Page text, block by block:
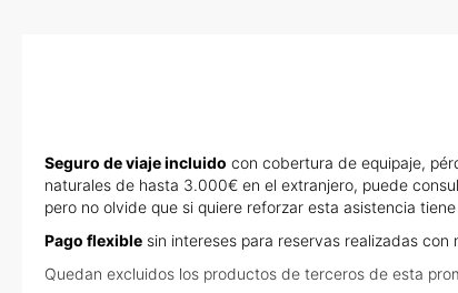
Seguro de viaje incluido con cobertura de equipaje,
naturales de hasta 3.000€ en el extranjero, puede
pero no olvide que si quiere reforzar esta asistencia
Pago flexible sin intereses para reservas realizadas
Quedan excluidos los productos de terceros de esta